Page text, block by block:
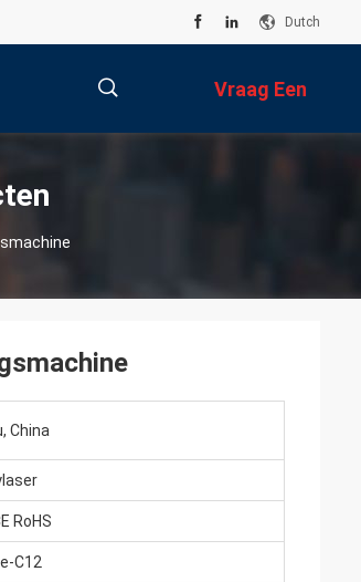
Dutch
Vraag Een
Offerte Aan
China
RoHS
C12